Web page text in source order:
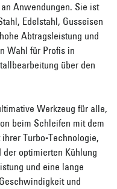
Anwendungen. Sie ist
Edelstahl, Gusseisen
Abtragsleistung und
Wahl für Profis in
über den
Werkzeug für alle,
beim Schleifen mit dem
Turbo-Technologie,
optimierten Kühlung
und eine lange
und